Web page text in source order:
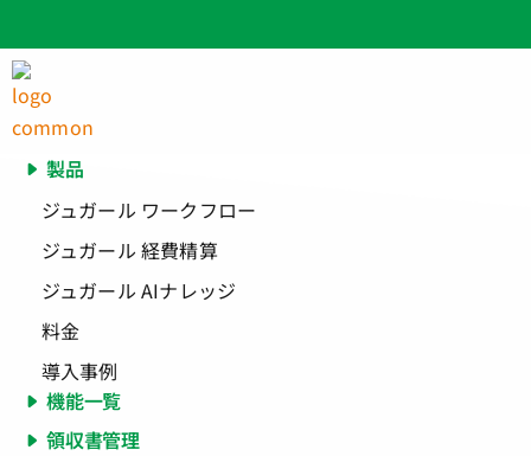
製品
ジュガール ワークフロー
ジュガール 経費精算
ジュガール AIナレッジ
料金
導入事例
機能一覧
領収書管理